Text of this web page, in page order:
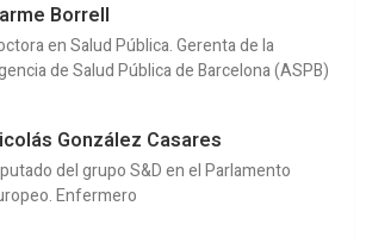
Borrell
en Salud Pública. Gerenta de la
de Salud Pública de Barcelona (ASPB)
González Casares
del grupo S&D en el Parlamento
Enfermero